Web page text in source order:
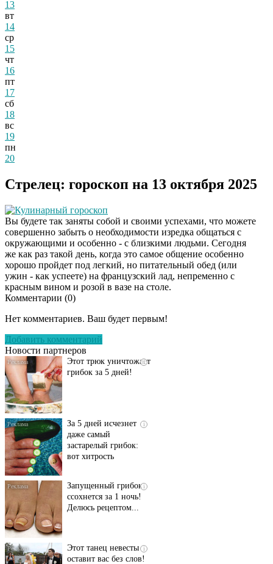
13
вт
14
ср
15
чт
16
пт
17
сб
18
вс
19
пн
20
Стрелец: гороскоп на 13 октября 2025
Кулинарный гороскоп
Вы будете так заняты собой и своими успехами, что можете
совершенно забыть о необходимости изредка общаться с
окружающими и особенно - с близкими людьми. Сегодня
же как раз такой день, когда это самое общение особенно
хорошо пройдет под легкий, но питательный обед (или
ужин - как успеете) на французский лад, непременно с
красным вином и розой в вазе на столе.
Комментарии (0)
Нет комментариев. Ваш будет первым!
Добавить комментарий
Новости партнеров
Даже самый
исчезнет с корнем,
i
Этот трюк уничтожает
грибок за 5 дней!
i
За 5 дней исчезнет
даже самый
застарелый грибок:
вот хитрость
i
Запущенный грибок
ссохнется за 1 ночь!
Делюсь рецептом...
i
Этот танец невесты
оставит вас без слов!